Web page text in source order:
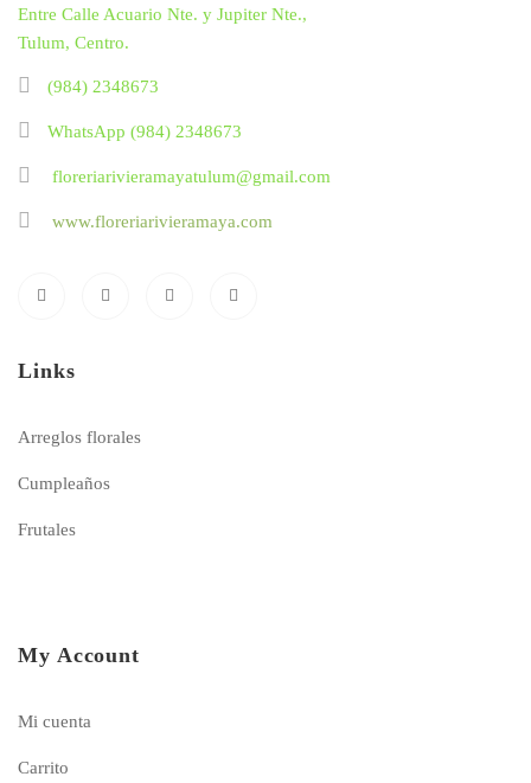
Entre Calle Acuario Nte. y Jupiter Nte.,
Tulum, Centro.
(984) 2348673
WhatsApp (984) 2348673
floreriarivieramayatulum@gmail.com
www.floreriarivieramaya.com
Links
Arreglos florales
Cumpleaños
Frutales
My Account
Mi cuenta
Carrito